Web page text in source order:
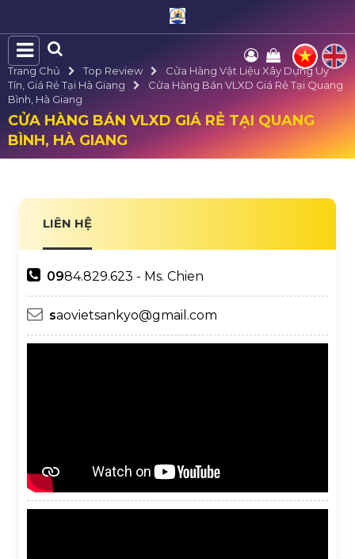
Trang Chủ Top Review
Cửa Hàng Vật Liệu Xây Dựng Uy
Tín, Giá Rẻ Tại Hà Giang
Cửa Hàng Bán VLXD Giá Rẻ Tại Quang
Bình, Hà Giang
CỬA HÀNG BÁN VLXD GIÁ RẺ TẠI QUANG
BÌNH, HÀ GIANG
LIÊN HỆ
0984.829.623 - Ms. Chien
saovietsankyo@gmail.com